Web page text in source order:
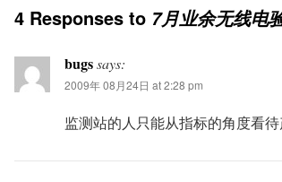
4 Responses to 7月业余无线电
bugssays:
2009年 08月24日 at 2:28 pm
监测站的人只能从指标的角度看